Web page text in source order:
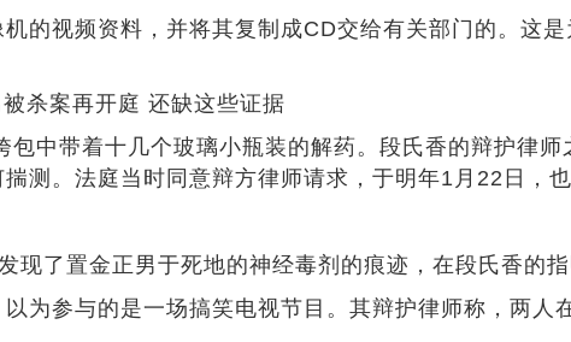
视频资料，并将其复制成CD交给有关部门的。这是
带着十几个玻璃小瓶装的解药。段氏香的辩护律师
测。法庭当时同意辩方律师请求，于明年1月22日，
置金正男于死地的神经毒剂的痕迹，在段氏香的指
参与的是一场搞笑电视节目。其辩护律师称，两人